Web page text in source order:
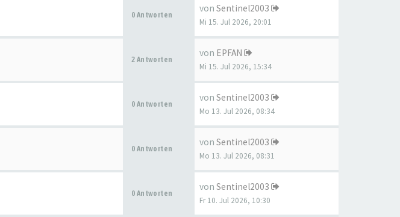
0 Antworten
von Sentinel2003
Mi 15. Jul 2026, 20:01
2 Antworten
von EPFAN
Mi 15. Jul 2026, 15:34
0 Antworten
von Sentinel2003
Mo 13. Jul 2026, 08:34
0 Antworten
von Sentinel2003
Mo 13. Jul 2026, 08:31
0 Antworten
von Sentinel2003
Fr 10. Jul 2026, 10:30